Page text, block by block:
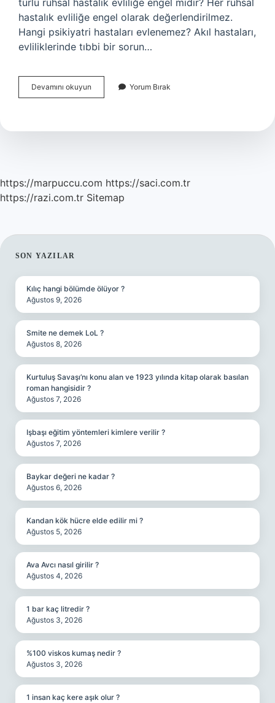
türlü ruhsal hastalık evliliğe engel midir? Her ruhsal
hastalık evliliğe engel olarak değerlendirilmez.
Hangi psikiyatri hastaları evlenemez? Akıl hastaları,
evliliklerinde tıbbi bir sorun…
Devamını okuyun
Hastalığı
Mi
Yorum Bırak
https://marpuccu.com https://saci.com.tr
https://razi.com.tr Sitemap
SIDEBAR
SON YAZILAR
Kılıç hangi bölümde ölüyor ?
Ağustos 9, 2026
Smite ne demek LoL ?
Ağustos 8, 2026
Kurtuluş Savaşı’nı konu alan ve 1923 yılında kitap olarak basılan
roman hangisidir ?
Ağustos 7, 2026
Işbaşı eğitim yöntemleri kimlere verilir ?
Ağustos 7, 2026
Baykar değeri ne kadar ?
Ağustos 6, 2026
Kandan kök hücre elde edilir mi ?
Ağustos 5, 2026
Ava Avcı nasıl girilir ?
Ağustos 4, 2026
1 bar kaç litredir ?
Ağustos 3, 2026
%100 viskos kumaş nedir ?
Ağustos 3, 2026
1 insan kaç kere aşık olur ?